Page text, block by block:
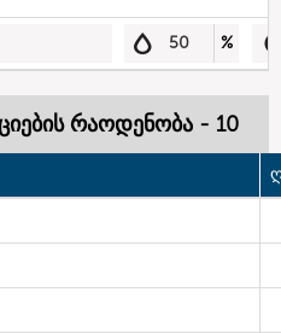
50 %
რაოდენობა - 10